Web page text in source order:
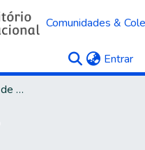
Comunidades &
Entrar
Trabalhos de Conclusão de Curso